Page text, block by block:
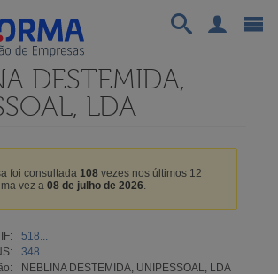
DESTEMIDA,
LDA
foi consultada 108vezes nos últimos 12
vez a 08 de julho de 2026.
518...
348...
NEBLINA DESTEMIDA, UNIPESSOAL, LDA